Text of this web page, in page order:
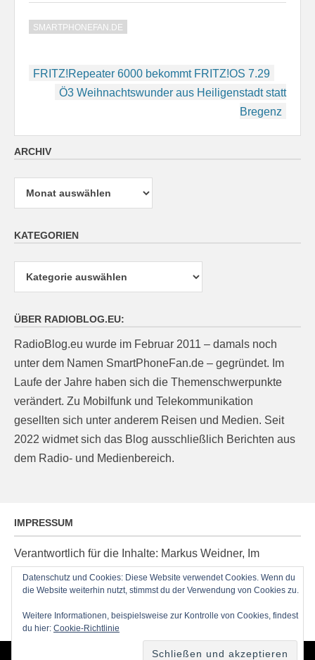
SMARTPHONEFAN.DE
Beitragsnavigation
FRITZ!Repeater 6000 bekommt FRITZ!OS 7.29
Ö3 Weihnachtswunder aus Heiligenstadt statt
Bregenz
ARCHIV
Archiv
KATEGORIEN
ÜBER RADIOBLOG.EU:
RadioBlog.eu wurde im Februar 2011 – damals noch
unter dem Namen SmartPhoneFan.de – gegründet. Im
Laufe der Jahre haben sich die Themenschwerpunkte
verändert. Zu Mobilfunk und Telekommunikation
gesellten sich unter anderem Reisen und Medien. Seit
2022 widmet sich das Blog ausschließlich Berichten aus
dem Radio- und Medienbereich.
IMPRESSUM
Verantwortlich für die Inhalte: Markus Weidner, Im
Ziegelacker 20, D-63599 Biebergemünd, E-Mail:
post@radioblog.eu
Technik und Administration: Thomas Michel
Datenschutz und Cookies: Diese Website verwendet Cookies. Wenn du
die Website weiterhin nutzt, stimmst du der Verwendung von Cookies zu.
Weitere Informationen, beispielsweise zur Kontrolle von Cookies, findest
du hier: Cookie-Richtlinie